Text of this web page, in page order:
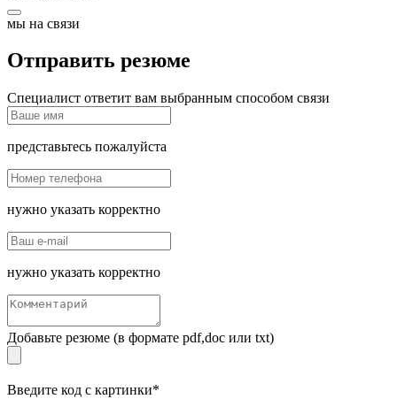
мы на связи
Отправить резюме
Специалист ответит вам выбранным способом связи
представьтесь пожалуйста
нужно указать корректно
нужно указать корректно
Добавьте резюме (в формате pdf,doc или txt)
Введите код с картинки*